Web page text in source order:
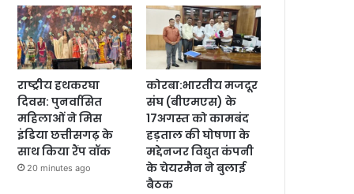
राष्ट्रीय हथकरघा
दिवस: पुनर्वासित
महिलाओं ने मिस
इंडिया छत्तीसगढ़ के
साथ किया रैंप वॉक
20 minutes ago
कोरबा:भारतीय मजदूर
संघ (बीएमएस) के
17अगस्त को कामबंद
हड़ताल की घोषणा के
मद्देनजर विद्युत कंपनी
के चेयरमैन ने बुलाई
बैठक